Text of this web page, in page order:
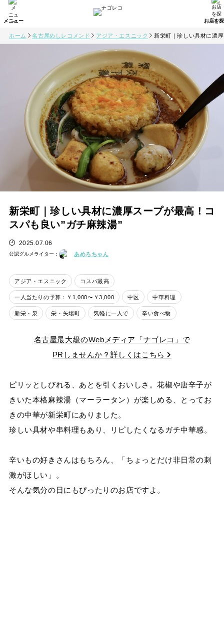
ホーム 名古屋めしレコメンド アジア・エスニック 新栄町｜珍しい具材に濃
新栄町｜珍しい具材に濃厚スープが最高！コ
スパも良い”ガチ麻辣湯”
2025.07.06
公認グルメライター： あめろちゃん
アジア・エスニック コスパ最高
一人当たりの予算：￥1,000〜￥3,000 中区 中華料理
新栄・泉 栄・矢場町 気軽に一人で 辛い食べ物
名古屋最大級のWebメディア「ナゴレコ」で
PRしませんか？詳しくはこちら
ピリッとしびれる、あとを引くおいしさ。花椒や唐辛子が
きいた本格麻辣湯（マーラータン）が楽しめる、とってお
きの中華が新栄町にありました。
珍しい具材や串料理もあり、リピしたくなるガチ中華感。
辛いもの好きさんはもちろん、「ちょっとだけ非日常の刺
激がほしい」。
そんな気分の日にもぴったりのお店ですよ。